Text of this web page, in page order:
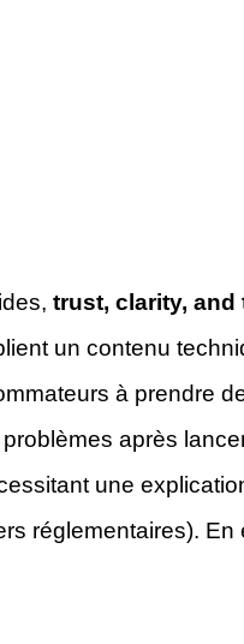
trust, clarity,
un contenu
à prendre
après
une
réglementaires).